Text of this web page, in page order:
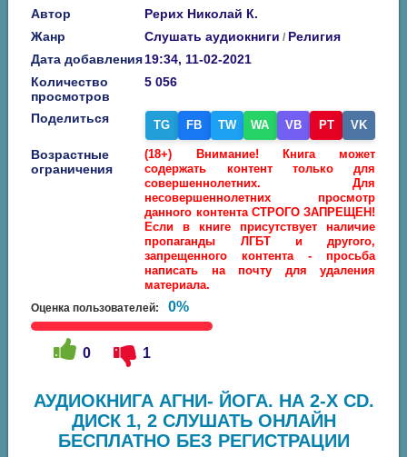
Автор
Рерих Николай К.
Жанр
Слушать аудиокниги / Религия
Дата добавления19:34, 11-02-2021
Количество
просмотров
5 056
Поделиться TG FB TW WA VB PT VK
Возрастные
ограничения
(18+) Внимание! Книга может
содержать контент только для
совершеннолетних. Для
несовершеннолетних просмотр
данного контента СТРОГО ЗАПРЕЩЕН!
Если в книге присутствует наличие
пропаганды ЛГБТ и другого,
запрещенного контента - просьба
написать на почту для удаления
материала.
Оценка пользователей: 0%
0 1
АУДИОКНИГА АГНИ- ЙОГА. НА 2-Х CD.
ДИСК 1, 2 СЛУШАТЬ ОНЛАЙН
БЕСПЛАТНО БЕЗ РЕГИСТРАЦИИ